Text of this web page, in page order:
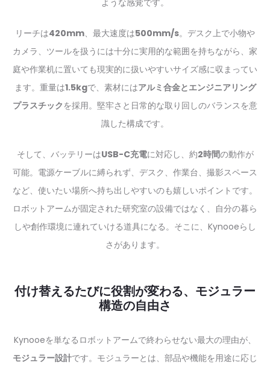
ような感覚です。
リーチは420mm、最大速度は500mm/s。デスク上で小物や
カメラ、ツールを扱うには十分に実用的な範囲を持ちながら、家
庭や作業机に置いても現実的に扱いやすいサイズ感に収まってい
ます。重量は1.5kgで、素材にはアルミ合金とエンジニアリング
プラスチック を採用。堅牢さと日常的な取り回しのバランスを意
識した構成です。
そして、バッテリーはUSB-C充電に対応し、約2時間の動作が
可能。電源ケーブルに縛られず、デスク、作業台、撮影スペース
など、使いたい場所へ持ち出しやすいのも嬉しいポイントです。
ロボットアームが固定された研究室の設備ではなく、自分の暮ら
しや創作環境に連れていける道具になる。そこに、Kynooeらし
さがあります。
付け替えるたびに役割が変わる、モジュラー
構造の自由さ
Kynooeを単なるロボットアームで終わらせない最大の理由が、
モジュラー設計です。モジュラーとは、部品や機能を用途に応じ